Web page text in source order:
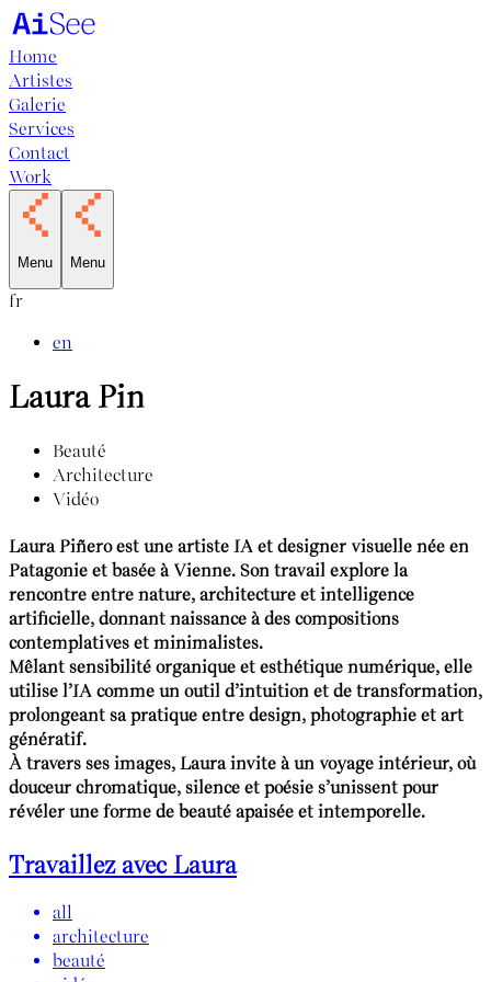
Home
Artistes
Galerie
Services
Contact
Work
Menu Menu
fr
en
Laura Pin
Beauté
Architecture
Vidéo
Laura Piñero est une artiste IA et designer visuelle née en
Patagonie et basée à Vienne. Son travail explore la
rencontre entre nature, architecture et intelligence
artificielle, donnant naissance à des compositions
contemplatives et minimalistes.
Mêlant sensibilité organique et esthétique numérique, elle
utilise l’IA comme un outil d’intuition et de transformation,
prolongeant sa pratique entre design, photographie et art
génératif.
À travers ses images, Laura invite à un voyage intérieur, où
douceur chromatique, silence et poésie s’unissent pour
révéler une forme de beauté apaisée et intemporelle.
Travaillez avec Laura
all
architecture
beauté